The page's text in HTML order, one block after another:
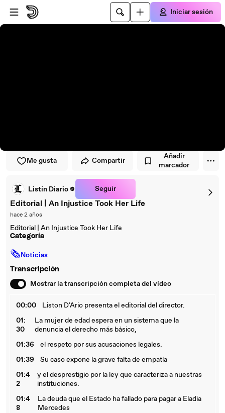
Saltar al reproductor
Saltar al contenido principal
Iniciar sesión
Me gusta Compartir
Añadir
marcador
Listín Diario Seguir
Editorial | An Injustice Took Her Life
hace 2 años
Editorial | An Injustice Took Her Life
Categoría
🗞Noticias
Transcripción
Mostrar la transcripción completa del vídeo
00:00
Liston D'Ario presenta el editorial del director.
01:
30
La mujer de edad espera en un sistema que la
denuncia el derecho más básico,
01:36
el respeto por sus acusaciones legales.
01:39
Su caso expone la grave falta de empatía
01:4
2
y el desprestigio por la ley que caracteriza a nuestras
instituciones.
01:4
8
La deuda que el Estado ha fallado para pagar a Eladia
Mercedes